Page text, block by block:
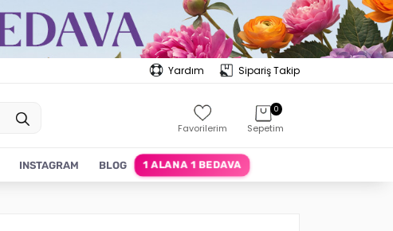
Yardım Sipariş Takip
Sepetim
0
Favorilerim
INSTAGRAM BLOG 1 ALANA 1 BEDAVA